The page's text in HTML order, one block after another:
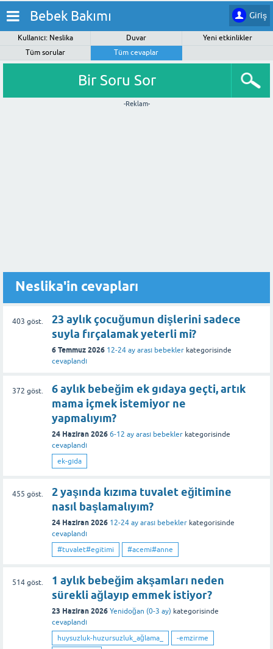
Giriş
Bebek Bakımı
Kullanıcı: Neslika Duvar
Yeni etkinlikler
Tüm sorular
Tüm cevaplar
Bir Soru Sor
-Reklam-
Neslika'in cevapları
403 göst.
23 aylık çocuğumun dişlerini sadece
suyla fırçalamak yeterli mi?
6 Temmuz 2026 12-24 ay arası bebekler kategorisinde
cevaplandı
372 göst.
6 aylık bebeğim ek gıdaya geçti, artık
mama içmek istemiyor ne
yapmalıyım?
24 Haziran 2026 6-12 ay arası bebekler kategorisinde
cevaplandı
ek-gıda
455 göst.
2 yaşında kızıma tuvalet eğitimine
nasıl başlamalıyım?
24 Haziran 2026 12-24 ay arası bebekler kategorisinde
cevaplandı
#tuvalet#egitimi
#acemi#anne
514göst.
1 aylık bebeğim akşamları neden
sürekli ağlayıp emmek istiyor?
23 Haziran 2026 Yenidoğan (0-3 ay) kategorisinde
cevaplandı
huysuzluk-huzursuzluk_ağlama_
-emzirme